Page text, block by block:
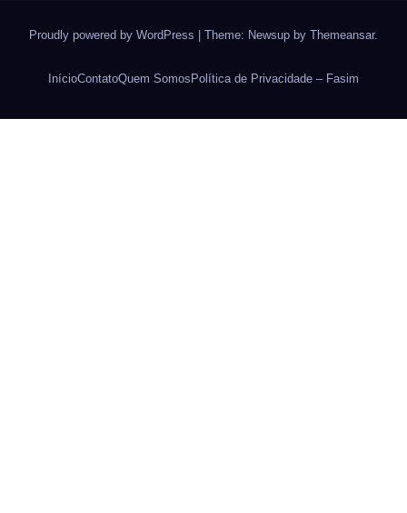
Proudly powered by WordPress | Theme: Newsup by Themeansar.
InícioContatoQuem Somos Política de Privacidade – Fasim